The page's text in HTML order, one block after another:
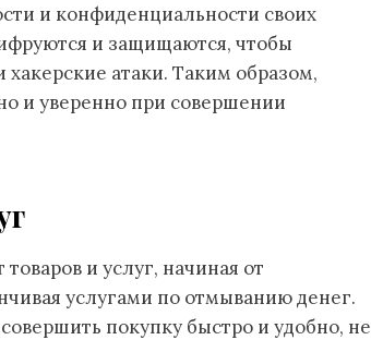
и конфиденциальности своих
и защищаются, чтобы
атаки. Таким образом,
и уверенно при совершении
и услуг, начиная от
услугами по отмыванию денег.
покупку быстро и удобно, не